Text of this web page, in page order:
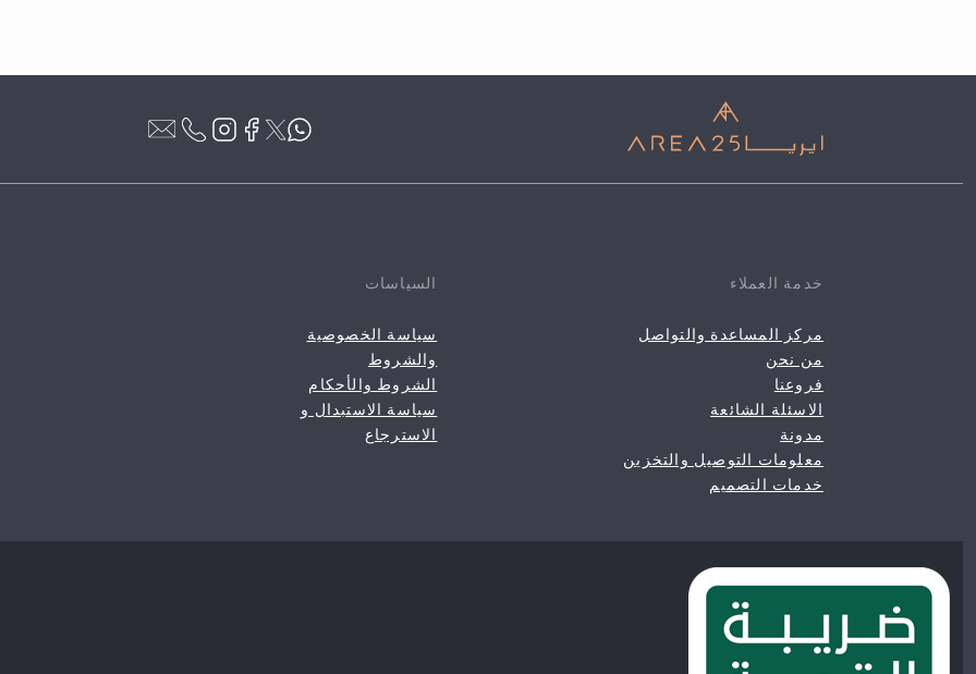
خدمة العملاء
مركز المساعدة والتواصل
من نحن
فروعنا
الاسئلة الشائعة
مدونة
معلومات التوصيل والتخزين
خدمات التصميم
السياسات
سياسة الخصوصية
والشروط
الشروط والأحكام
سياسة الاستبدال و
الاسترجاع